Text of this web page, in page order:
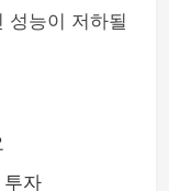
성능이 저하될
투자